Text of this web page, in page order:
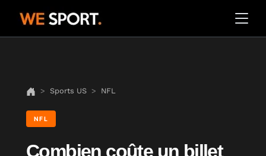
Sports US NFL
NFL
Combien coûte un billet